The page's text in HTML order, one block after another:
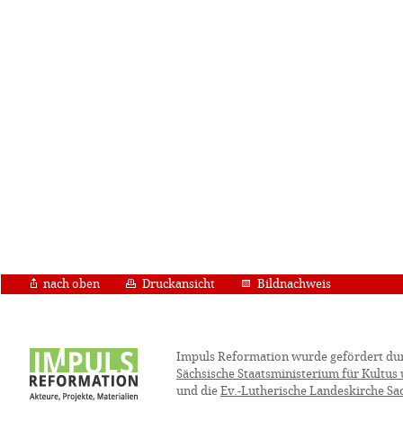
nach oben Druckansicht Bildnachweis
Impuls Reformation wurde gefördert
Sächsische Staatsministerium für Kultus
und die Ev.-Lutherische Landeskirche